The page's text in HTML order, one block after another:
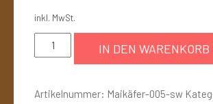
inkl. MwSt.
IN DEN WARENKORB
Artikelnummer: Maikäfer-005-sw